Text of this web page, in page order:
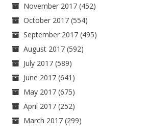
November 2017 (452)
October 2017 (554)
September 2017 (495)
August 2017 (592)
July 2017 (589)
June 2017 (641)
May 2017 (675)
April 2017 (252)
March 2017 (299)